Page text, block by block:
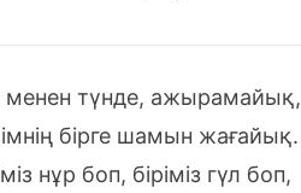
менен түнде, ажырамайық,
бірге шамын жағайық.
нұр боп, біріміз гүл боп,